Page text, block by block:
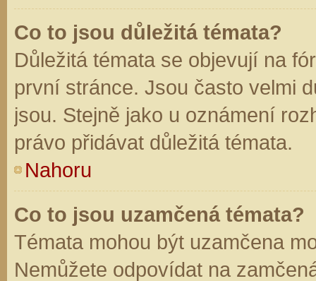
Co to jsou důležitá témata?
Důležitá témata se objevují na
první stránce. Jsou často velmi
jsou. Stejně jako u oznámení
právo přidávat důležitá témata.
Nahoru
Co to jsou uzamčená témata?
Témata mohou být uzamčena
Nemůžete odpovídat na